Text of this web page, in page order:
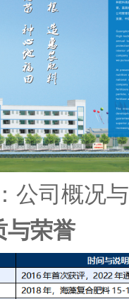
公司概况
与荣誉